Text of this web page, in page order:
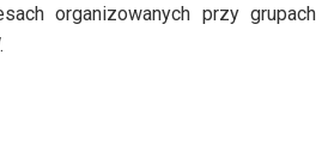
organizowanych przy grupach